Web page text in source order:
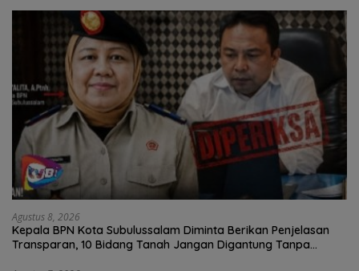
Agustus 8, 2026
Kepala BPN Kota Subulussalam Diminta Berikan Penjelasan
Transparan, 10 Bidang Tanah Jangan Digantung Tanpa